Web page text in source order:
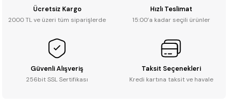
Ücretsiz Kargo
2000 TL ve üzeri tüm siparişlerde
Hızlı Teslimat
15:00’a kadar seçili ürünler
Güvenli Alışveriş
256bit SSL Sertifikası
Taksit Seçenekleri
Kredi kartına taksit ve havale